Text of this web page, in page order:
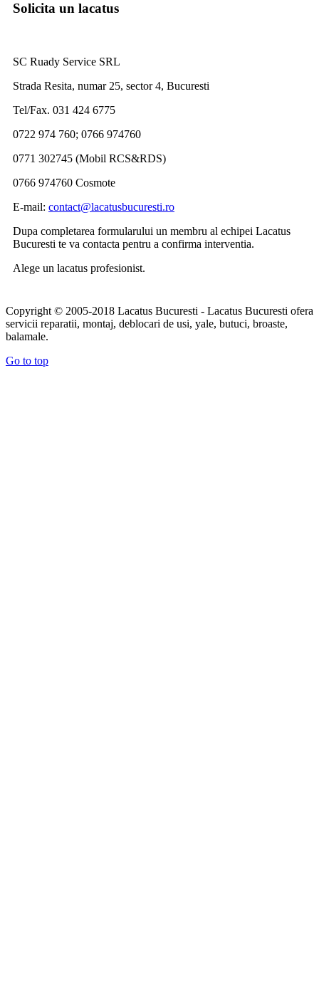
Solicita un lacatus
SC Ruady Service SRL
Strada Resita, numar 25, sector 4, Bucuresti
Tel/Fax. 031 424 6775
0722 974 760; 0766 974760
0771 302745 (Mobil RCS&RDS)
0766 974760 Cosmote
E-mail: contact@lacatusbucuresti.ro
Dupa completarea formularului un membru al echipei Lacatus
Bucuresti te va contacta pentru a confirma interventia.
Alege un lacatus profesionist.
Copyright © 2005-2018 Lacatus Bucuresti - Lacatus Bucuresti ofera
servicii reparatii, montaj, deblocari de usi, yale, butuci, broaste,
balamale.
Go to top